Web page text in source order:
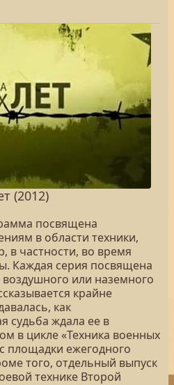
(2012)
посвящена
в области техники,
в частности, во время
Каждая серия посвящена
или наземного
крайне
как
судьба ждала ее в
в цикле «Техника военных
площадки ежегодного
того, отдельный выпуск
технике Второй